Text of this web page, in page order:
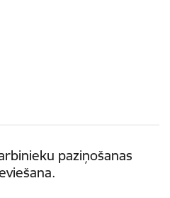
paziņošanas